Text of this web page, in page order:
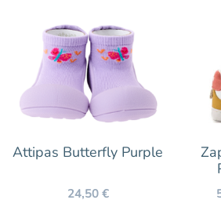
Attipas Butterfly Purple
24,50€